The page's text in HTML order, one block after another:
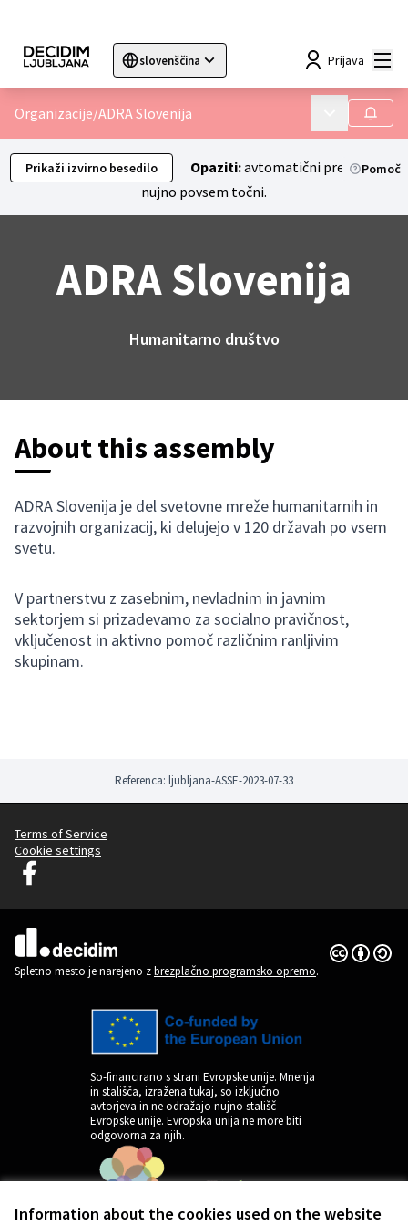
Information about the cookies used on the website
slovenščina
Sprache wählen Choose language Choisir la langue
Prijava
Organizacije/ADRA Slovenija Main menu
Prikaži izvirno besedilo Opaziti:avtomatični prevodi niso
nujno povsem točni.
Pomoč
ADRA Slovenija
Humanitarno društvo
About this assembly
ADRA Slovenija je del svetovne mreže humanitarnih in
razvojnih organizacij, ki delujejo v 120 državah po vsem
svetu.
V partnerstvu z zasebnim, nevladnim in javnim
sektorjem si prizadevamo za socialno pravičnost,
vključenost in aktivno pomoč različnim ranljivim
skupinam.
Referenca: ljubljana-ASSE-2023-07-33
Terms of Service
Cookie settings
Decidim Ljubljana na Facebooku
(Zunanja povezava)
Spletno mesto je narejeno zbrezplačno programsko opremo.
Dovoljenja
(Zunanja
So-financirano s strani Evropske unije. Mnenja
in stališča, izražena tukaj, so izključno
avtorjeva in ne odražajo nujno stališč
Evropske unije. Evropska unija ne more biti
odgovorna za njih.